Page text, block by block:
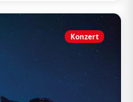
Konzert